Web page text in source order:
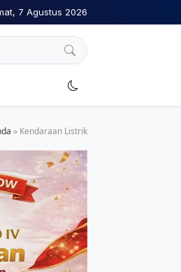
7 Agustus 2026
» Kendaraan Listrik